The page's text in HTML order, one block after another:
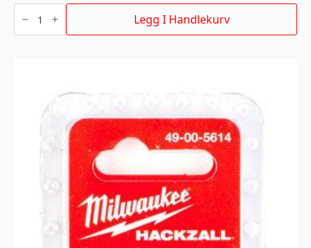
BAJONETTSAGBLAD
AX
300MM
Legg I Handlekurv